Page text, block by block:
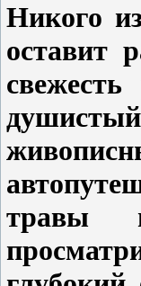
Никого
оставит
травы